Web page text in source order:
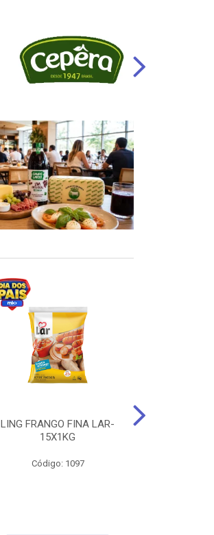
LING FRANGO FINA LAR-
15X1KG
Código: 1097